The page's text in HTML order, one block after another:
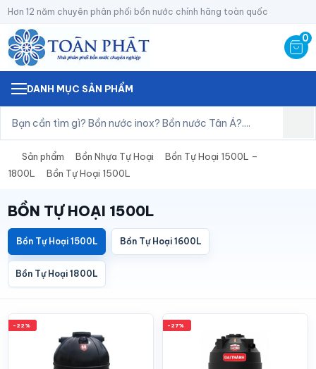
Hơn 12 năm chuyên phân phối bồn nước chính hãng toàn quốc
0
DANH MỤC SẢN PHẨM
Sản phẩm Bồn Nhựa Tự Hoại
Bồn Tự Hoại 1500L –
1800L
Bồn Tự Hoại 1500L
BỒN TỰ HOẠI 1500L
Bồn Tự Hoại 1500L Bồn Tự Hoại 1600L
Bồn Tự Hoại 1800L
-22% -27%